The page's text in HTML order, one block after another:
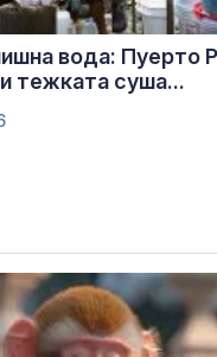
вода: Пуерто
тежката суша...